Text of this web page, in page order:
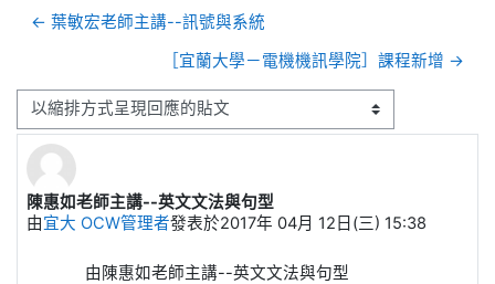
← 葉敏宏老師主講--訊號與系統
［宜蘭大學－電機機訊學院］課程新增 →
顯示模式
陳惠如老師主講--英文文法與句型
由宜大 OCW管理者發表於2017年 04月 12日(三) 15:38
Number of replies: 0
由陳惠如老師主講--英文文法與句型